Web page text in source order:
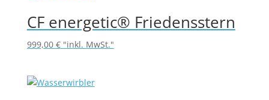
CF energetic® Friedensstern
999,00 € "inkl. MwSt."